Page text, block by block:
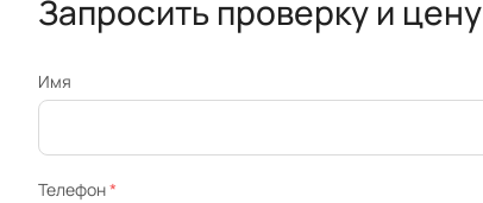
Запросить проверку и цену
Имя
Телефон*